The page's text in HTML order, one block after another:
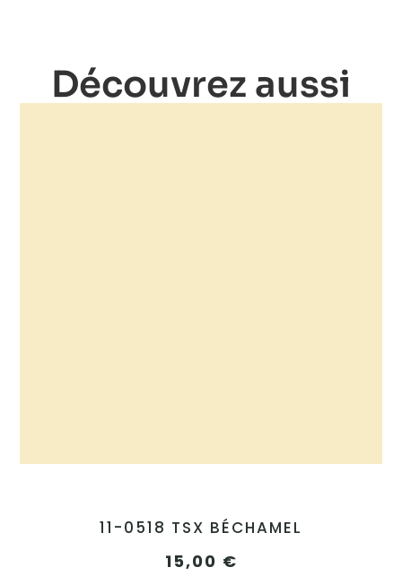
Découvrez aussi
11-0518 TSX BÉCHAMEL
15,00 €